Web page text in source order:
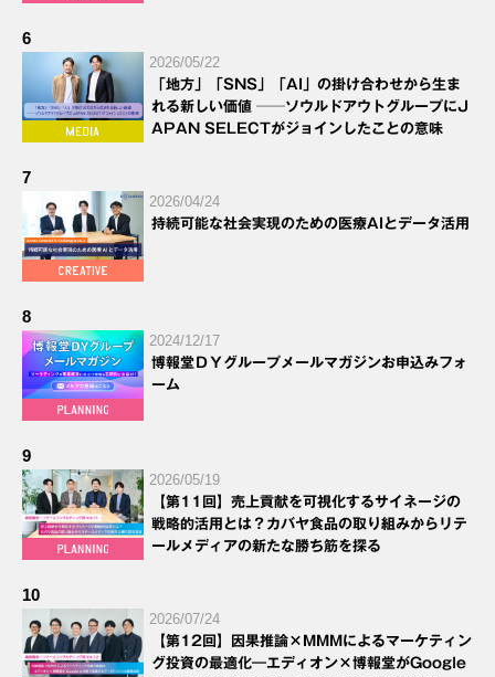
6
2026/05/22
「地方」「SNS」「AI」の掛け合わせから生ま
れる新しい価値 ──ソウルドアウトグループにJ
APAN SELECTがジョインしたことの意味
7
2026/04/24
持続可能な社会実現のための医療AIとデータ活用
8
2024/12/17
博報堂ＤＹグループメールマガジンお申込みフォ
ーム
9
2026/05/19
【第11回】売上貢献を可視化するサイネージの
戦略的活用とは？カバヤ食品の取り組みからリテ
ールメディアの新たな勝ち筋を探る
10
2026/07/24
【第12回】因果推論×MMMによるマーケティン
グ投資の最適化―エディオン×博報堂がGoogle